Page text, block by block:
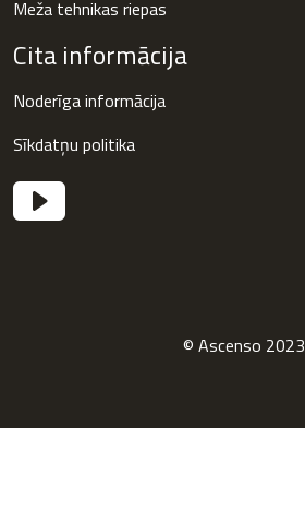
Meža tehnikas riepas
Cita informācija
Noderīga informācija
Sīkdatņu politika
© Ascenso 2023